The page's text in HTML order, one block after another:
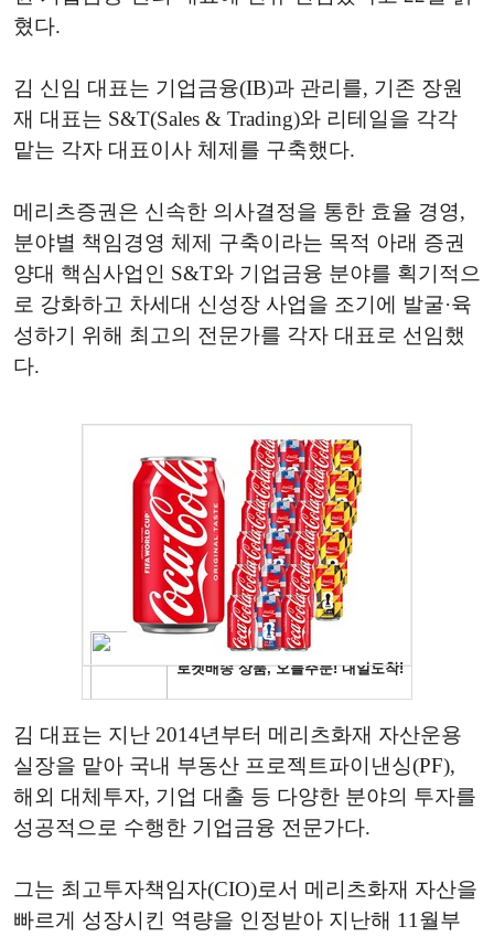
혔다.
김 신임 대표는 기업금융(IB)과 관리를, 기존 장원
재 대표는 S&T(Sales & Trading)와 리테일을 각각
맡는 각자 대표이사 체제를 구축했다.
메리츠증권은 신속한 의사결정을 통한 효율 경영,
분야별 책임경영 체제 구축이라는 목적 아래 증권
양대 핵심사업인 S&T와 기업금융 분야를 획기적으
로 강화하고 차세대 신성장 사업을 조기에 발굴·육
성하기 위해 최고의 전문가를 각자 대표로 선임했
다.
김 대표는 지난 2014년부터 메리츠화재 자산운용
실장을 맡아 국내 부동산 프로젝트파이낸싱(PF),
해외 대체투자, 기업 대출 등 다양한 분야의 투자를
성공적으로 수행한 기업금융 전문가다.
그는 최고투자책임자(CIO)로서 메리츠화재 자산을
빠르게 성장시킨 역량을 인정받아 지난해 11월부